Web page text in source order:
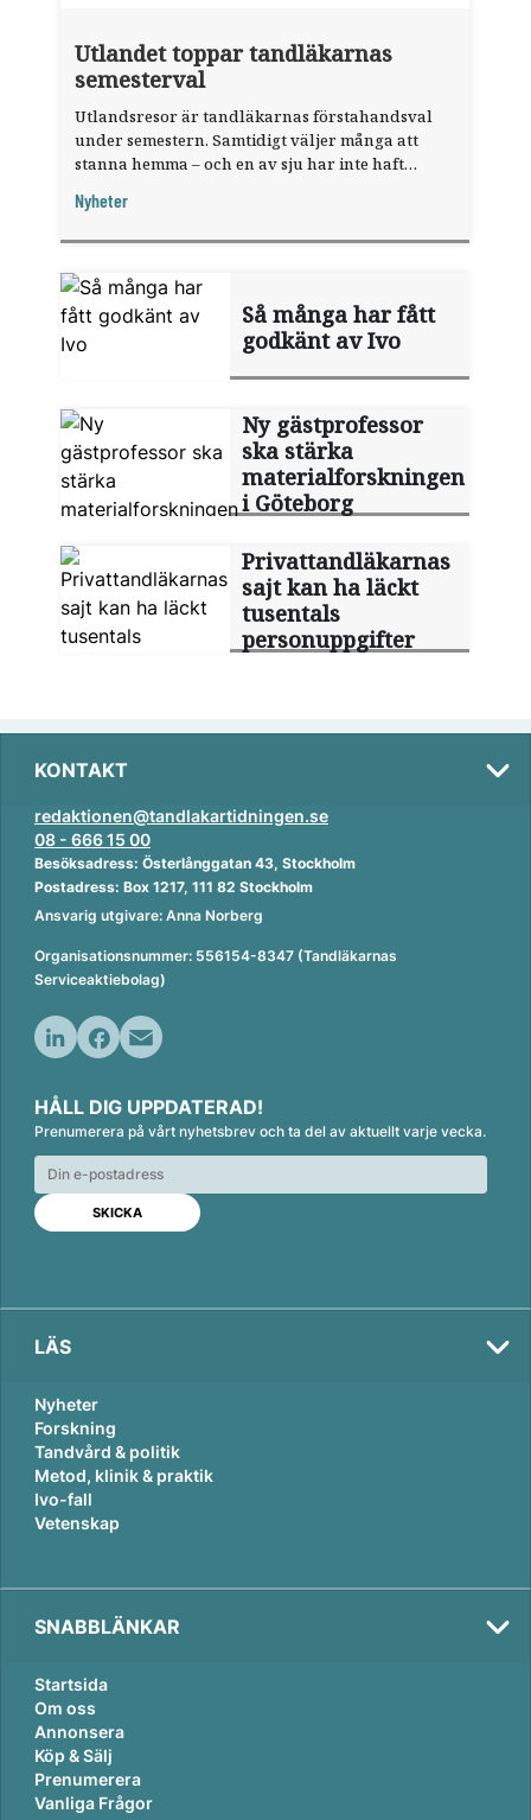
Utlandet toppar tandläkarnas
semesterval
Utlandsresor är tandläkarnas förstahandsval
under semestern. Samtidigt väljer många att
stanna hemma – och en av sju har inte haft
fråga".
Nyheter
Så många har fått
godkänt av Ivo
Ny gästprofessor
ska stärka
materialforskningen
i Göteborg
Privattandläkarnas
sajt kan ha läckt
tusentals
personuppgifter
KONTAKT
redaktionen@tandlakartidningen.se
08 - 666 15 00
Besöksadress: Österlånggatan 43, Stockholm
Postadress: Box 1217, 111 82 Stockholm
Ansvarig utgivare: Anna Norberg
Organisationsnummer: 556154-8347 (Tandläkarnas
Serviceaktiebolag)
n
k
e
d
n
c
e
b
o
o
k
a
i
l
HÅLL DIG UPPDATERAD!
Prenumerera på vårt nyhetsbrev och ta del av aktuellt varje vecka.
LÄS
Nyheter
Forskning
Tandvård & politik
Metod, klinik & praktik
Ivo-fall
Vetenskap
SNABBLÄNKAR
Startsida
Om oss
Annonsera
Köp & Sälj
Prenumerera
Vanliga Frågor